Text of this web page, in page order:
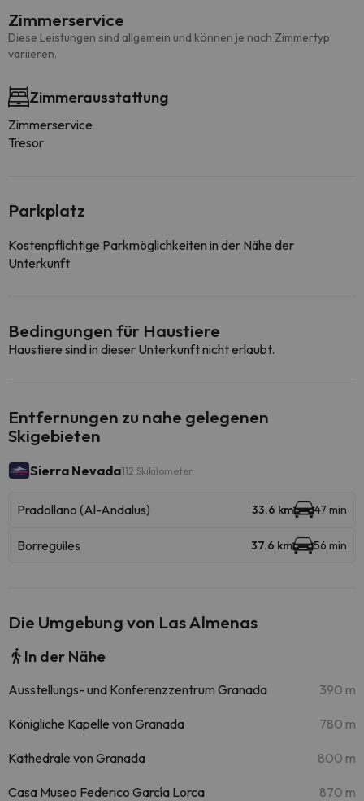
Zimmerservice
Diese Leistungen sind allgemein und können je nach Zimmertyp
variieren.
Zimmerausstattung
Zimmerservice
Tresor
Parkplatz
Kostenpflichtige Parkmöglichkeiten in der Nähe der
Unterkunft
Bedingungen für Haustiere
Haustiere sind in dieser Unterkunft nicht erlaubt.
Entfernungen zu nahe gelegenen
Skigebieten
Sierra Nevada112 Skikilometer
Pradollano (Al-Andalus) 33.6 km 47 min
Borreguiles 37.6 km 56 min
Die Umgebung von Las Almenas
In der Nähe
Ausstellungs- und Konferenzzentrum Granada 390 m
Königliche Kapelle von Granada 780 m
Kathedrale von Granada 800 m
Casa Museo Federico García Lorca 870 m